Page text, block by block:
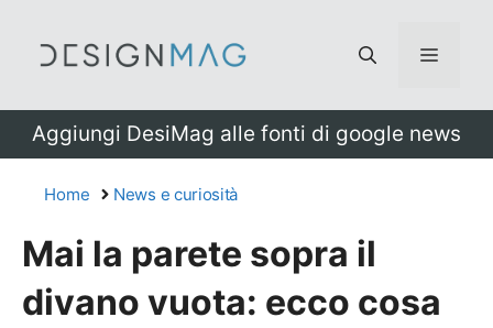
Menu
Aggiungi DesiMag alle fonti di google news
Home News e curiosità
Mai la parete sopra il
divano vuota: ecco cosa